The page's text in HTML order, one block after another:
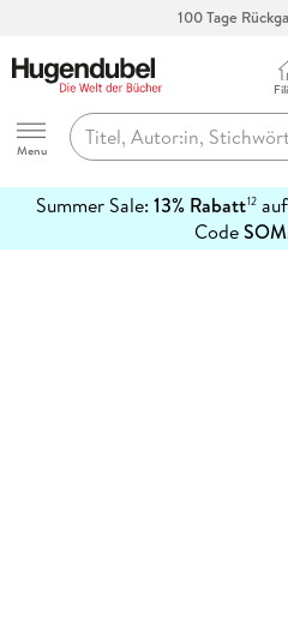
100 Tage
Hugendubel
Menu
Summer Sale: 13% Rabatt12auf
Code
erfahren